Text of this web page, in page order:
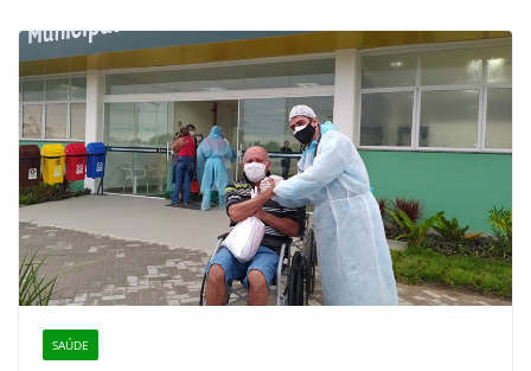
SAÚDE